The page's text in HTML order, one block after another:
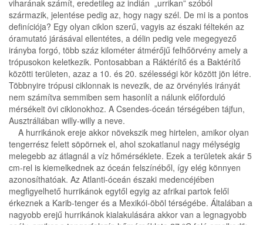
viharának számít, eredetileg az indián „urrikan” szóból
származik, jelentése pedig az, hogy nagy szél. De mi is a pontos
definíciója? Egy olyan ciklon szerű, vagyis az északi féltekén az
óramutató járásával ellentétes, a délin pedig vele megegyező
irányba forgó, több száz kilométer átmérőjű felhőörvény amely a
trópusokon keletkezik. Pontosabban a Ráktérítő és a Baktérítő
közötti területen, azaz a 10. és 20. szélességi kör között jön létre.
Többnyire trópusi ciklonnak is nevezik, de az örvénylés irányát
nem számítva semmiben sem hasonlít a nálunk előforduló
mérsékelt övi ciklonokhoz. A Csendes-óceán térségében tájfun,
Ausztráliában willy-willy a neve.
A hurrikánok ereje akkor növekszik meg hirtelen, amikor olyan
tengerrész felett söpörnek el, ahol szokatlanul nagy mélységig
melegebb az átlagnál a víz hőmérséklete. Ezek a területek akár 5
cm-rel is kiemelkednek az óceán felszínéből, így elég könnyen
azonosíthatóak. Az Atlanti-óceán északi medencéjében
megfigyelhető hurrikánok egytől egyig az afrikai partok felől
érkeznek a Karib-tenger és a Mexikói-öböl térségébe. Általában a
nagyobb erejű hurrikánok kialakulására akkor van a legnagyobb